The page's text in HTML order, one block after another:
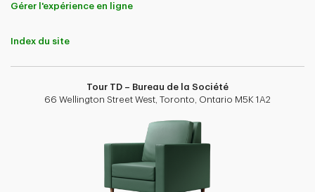
Gérer l'expérience en ligne
Index du site
Tour TD – Bureau de la Société
66 Wellington Street West, Toronto, Ontario M5K 1A2